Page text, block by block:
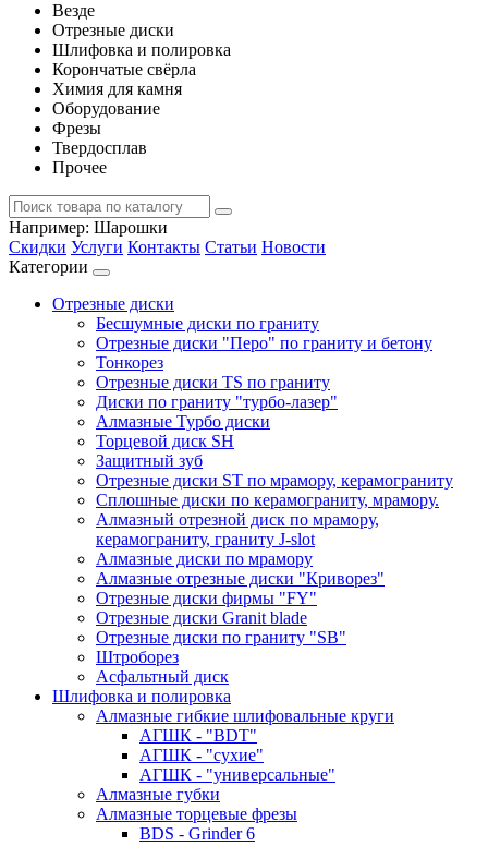
Везде
Отрезные диски
Шлифовка и полировка
Корончатые свёрла
Химия для камня
Оборудование
Фрезы
Твердосплав
Прочее
Например: Шарошки
Скидки Услуги Контакты Статьи Новости
Категории
Отрезные диски
Бесшумные диски по граниту
Отрезные диски "Перо" по граниту и бетону
Тонкорез
Отрезные диски TS по граниту
Диски по граниту "турбо-лазер"
Алмазные Турбо диски
Торцевой диск SH
Защитный зуб
Отрезные диски ST по мрамору, керамограниту
Сплошные диски по керамограниту, мрамору.
Алмазный отрезной диск по мрамору,
керамограниту, граниту J-slot
Алмазные диски по мрамору
Алмазные отрезные диски "Криворез"
Отрезные диски фирмы "FY"
Отрезные диски Granit blade
Отрезные диски по граниту "SB"
Штроборез
Асфальтный диск
Шлифовка и полировка
Алмазные гибкие шлифовальные круги
АГШК - "BDT"
АГШК - "сухие"
АГШК - "универсальные"
Алмазные губки
Алмазные торцевые фрезы
BDS - Grinder 6